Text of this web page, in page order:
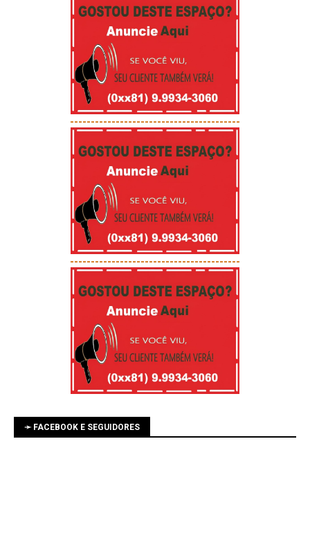
-----------------------------------------
-----------------------------------------
➛ FACEBOOK E SEGUIDORES